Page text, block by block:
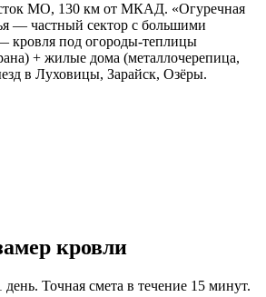
МО, 130 км от МКАД. «Огуречная
— частный сектор с большими
кровля под огороды-теплицы
+ жилые дома (металлочерепица,
в Луховицы, Зарайск, Озёры.
кровли
Точная смета в течение 15 минут.